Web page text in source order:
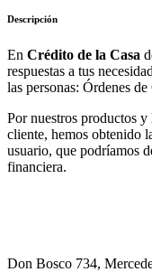
Descripción
En Crédito de la Casa
respuestas a tus
las personas: Órdenes
Por nuestros productos
cliente, hemos obtenido
usuario, que podríamos
financiera.
Don Bosco 734,